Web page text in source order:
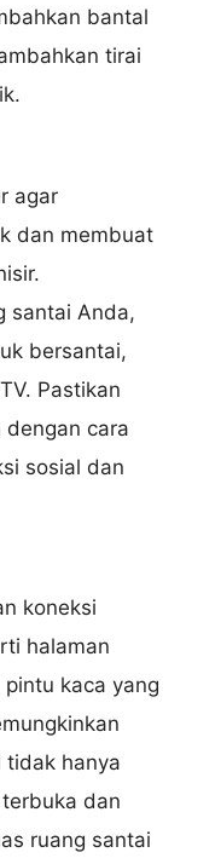
bantal
tirai
agar
dan membuat
santai Anda,
bersantai,
Pastikan
cara
sosial dan
koneksi
halaman
kaca yang
tidak hanya
dan
ruang santai